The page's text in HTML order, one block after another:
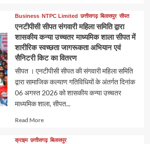
about
Business NTPC Limited छत्तीसगढ़ बिलासपुर सीपत
एनटीपीसी सीपत संगवारी महिला समिति द्वारा
शासकीय कन्या उच्चतर माध्यमिक शाला सीपत में
शारीरिक स्वच्छता जागरूकता अभियान एवं
सैनिटरी किट का वितरण
सीपत । एनटीपीसी सीपत की संगवारी महिला समिति
द्वारा सामाजिक कल्याण गतिविधियों के अंतर्गत दिनांक
06 अगस्त 2026 को शासकीय कन्या उच्चतर
माध्यमिक शाला, सीपत...
Read MoreRead
about
क्राइम छत्तीसगढ़ बिलासपुर